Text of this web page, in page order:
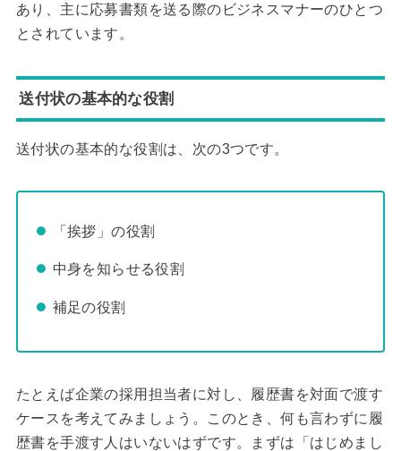
あり、主に応募書類を送る際のビジネスマナーのひとつ
とされています。
送付状の基本的な役割
送付状の基本的な役割は、次の3つです。
「挨拶」の役割
中身を知らせる役割
補足の役割
たとえば企業の採用担当者に対し、履歴書を対面で渡す
ケースを考えてみましょう。このとき、何も言わずに履
歴書を手渡す人はいないはずです。まずは「はじめまし